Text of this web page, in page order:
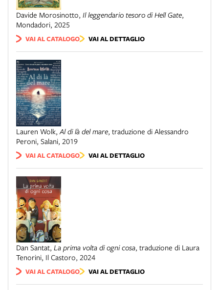
Davide Morosinotto, Il leggendario tesoro di Hell Gate,
Mondadori, 2025
VAI AL CATALOGO VAI AL DETTAGLIO
Lauren Wolk,Al di là del mare, traduzione di Alessandro
Peroni, Salani, 2019
VAI AL CATALOGO VAI AL DETTAGLIO
Dan Santat, La prima volta di ogni cosa, traduzione di Laura
Tenorini, Il Castoro, 2024
VAI AL CATALOGO VAI AL DETTAGLIO